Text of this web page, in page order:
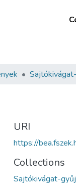
URI
https://
Collections
Sajtókivágat-